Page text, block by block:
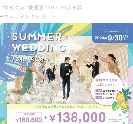
#挙式のみ#披露宴#10～30人未満
#ウェディングレポート